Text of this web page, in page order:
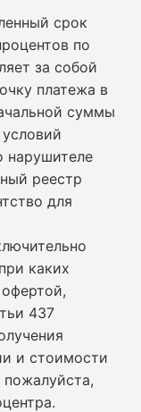
срок
по
за собой
платежа в
суммы
нарушителе
реестр
для
каких
437
и стоимости
пожалуйста,